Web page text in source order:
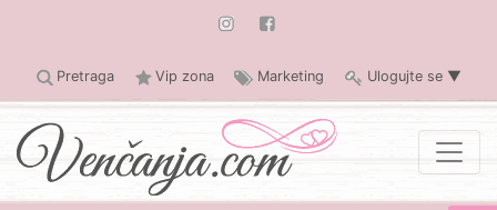
Pretraga Vip zona Marketing Ulogujte se ▼